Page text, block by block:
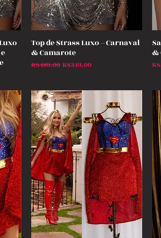
Quick View
Top de Strass Luxo – Carnaval
& Camarote
Regular Price
R$489.00 Sale Price
R$349.00
&